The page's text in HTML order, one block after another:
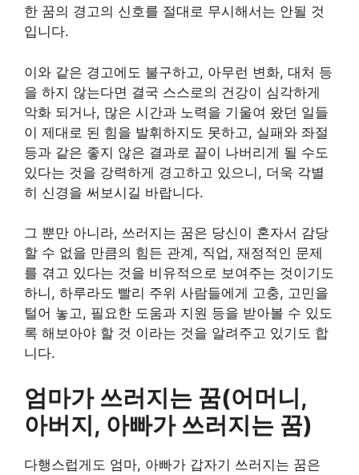
한 꿈의 경고의 신호를 절대로 무시해서는 안될 것
입니다.
이와 같은 경고에도 불구하고, 아무런 변화, 대처 등
을 하지 않는다면 결국 스스로의 건강이 심각하게
악화 되거나, 많은 시간과 노력을 기울여 왔던 일들
이 제대로 된 힘을 발휘하지도 못하고, 실패와 좌절
등과 같은 좋지 않은 결과로 끝이 나버리게 될 수도
있다는 것을 강력하게 경고하고 있으니, 더욱 각별
히 신경을 써보시길 바랍니다.
그 뿐만 아니라, 쓰러지는 꿈은 당신이 혼자서 감당
할 수 없을 만큼의 힘든 관계, 직업, 재정적인 문제
를 겪고 있다는 것을 비유적으로 보여주는 것이기도
하니, 하루라도 빨리 주위 사람들에게 고충, 고민을
털어 놓고, 필요한 도움과 지원 등을 받아볼 수 있도
록 해보아야 할 것 이라는 것을 알려주고 있기도 합
니다.
엄마가 쓰러지는 꿈(어머니,
아버지, 아빠가 쓰러지는 꿈)
다행스럽게도 엄마, 아빠가 갑자기 쓰러지는 꿈은